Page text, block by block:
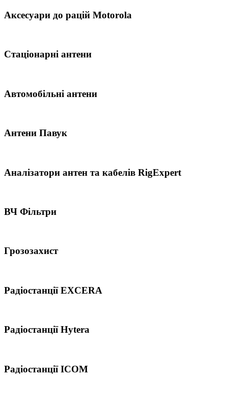
Аксесуари до рацій Motorola
Стаціонарні антени
Автомобільні антени
Антени Павук
Аналізатори антен та кабелів RigExpert
ВЧ Фільтри
Грозозахист
Радіостанції EXCERA
Радіостанції Hytera
Радіостанції ICOM